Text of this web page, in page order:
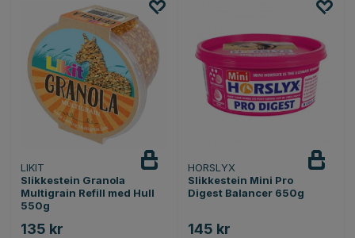
LIKIT
Slikkestein Granola
Multigrain Refill med Hull
550g
135 kr
HORSLYX
Slikkestein Mini Pro
Digest Balancer 650g
145 kr